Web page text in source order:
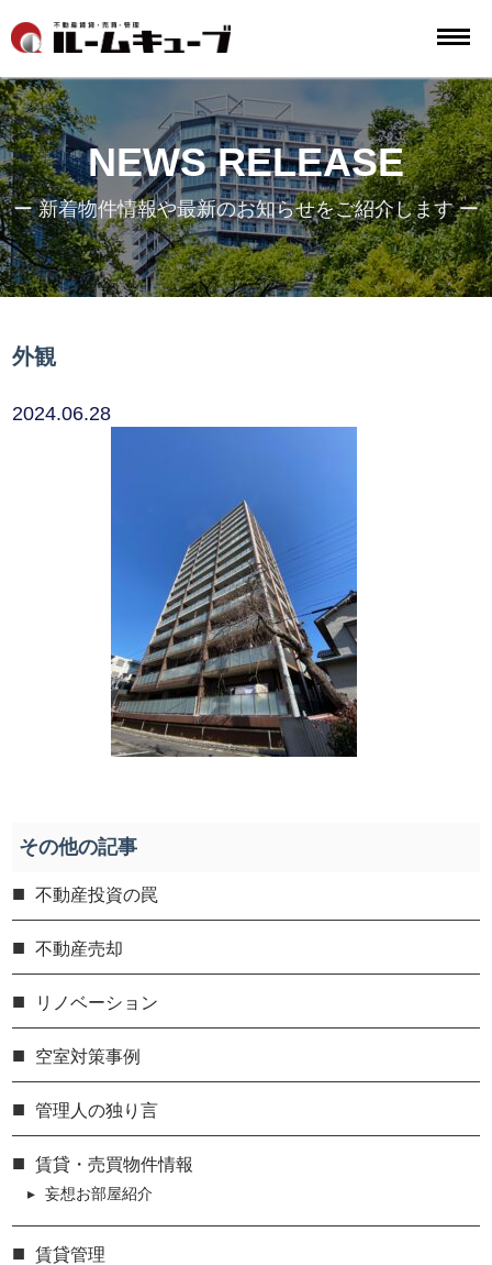
NEWS RELEASE
ー 新着物件情報や最新のお知らせをご紹介します ー
外観
2024.06.28
その他の記事
不動産投資の罠
不動産売却
リノベーション
空室対策事例
管理人の独り言
賃貸・売買物件情報
妄想お部屋紹介
賃貸管理